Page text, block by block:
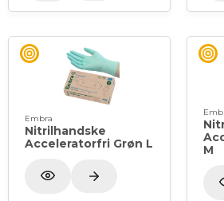
Godt alternativ til dem, der
allergier
Gode virale
mod en række kemiske
Længde på handsken: 24 cm
Embra
Nitrilhandske
Acceleratorfri Grøn L
M